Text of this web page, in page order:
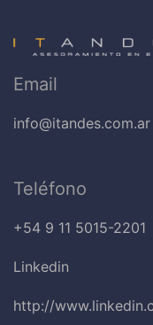
Email
info@itandes.com.ar
Teléfono
+54 9 11 5015-2201
Linkedin
http://